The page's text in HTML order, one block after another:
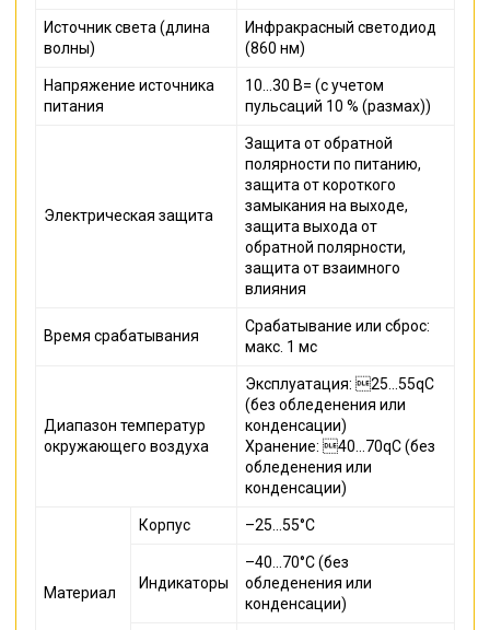
Источник света (длина
волны)
Инфракрасный светодиод
(860 нм)
Напряжение источника
питания
10…30 В= (с учетом
пульсаций 10 % (размах))
Электрическая защита
Защита от обратной
полярности по питанию,
защита от короткого
замыкания на выходе,
защита выхода от
обратной полярности,
защита от взаимного
влияния
Время срабатывания
Срабатывание или сброс:
макс. 1 мс
Диапазон температур
окружающего воздуха
Эксплуатация: 25…55qC
(без обледенения или
конденсации)
Хранение: 40…70qC (без
обледенения или
конденсации)
Материал
Корпус –25…55°C
Индикаторы
–40…70°C (без
обледенения или
конденсации)